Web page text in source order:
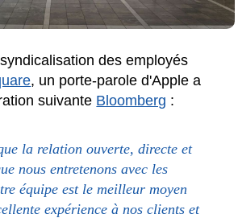
des employés
, un porte-parole d'Apple a
suivante Bloomberg :
la relation ouverte, directe et
nous entretenons avec les
équipe est le meilleur moyen
expérience à nos clients et